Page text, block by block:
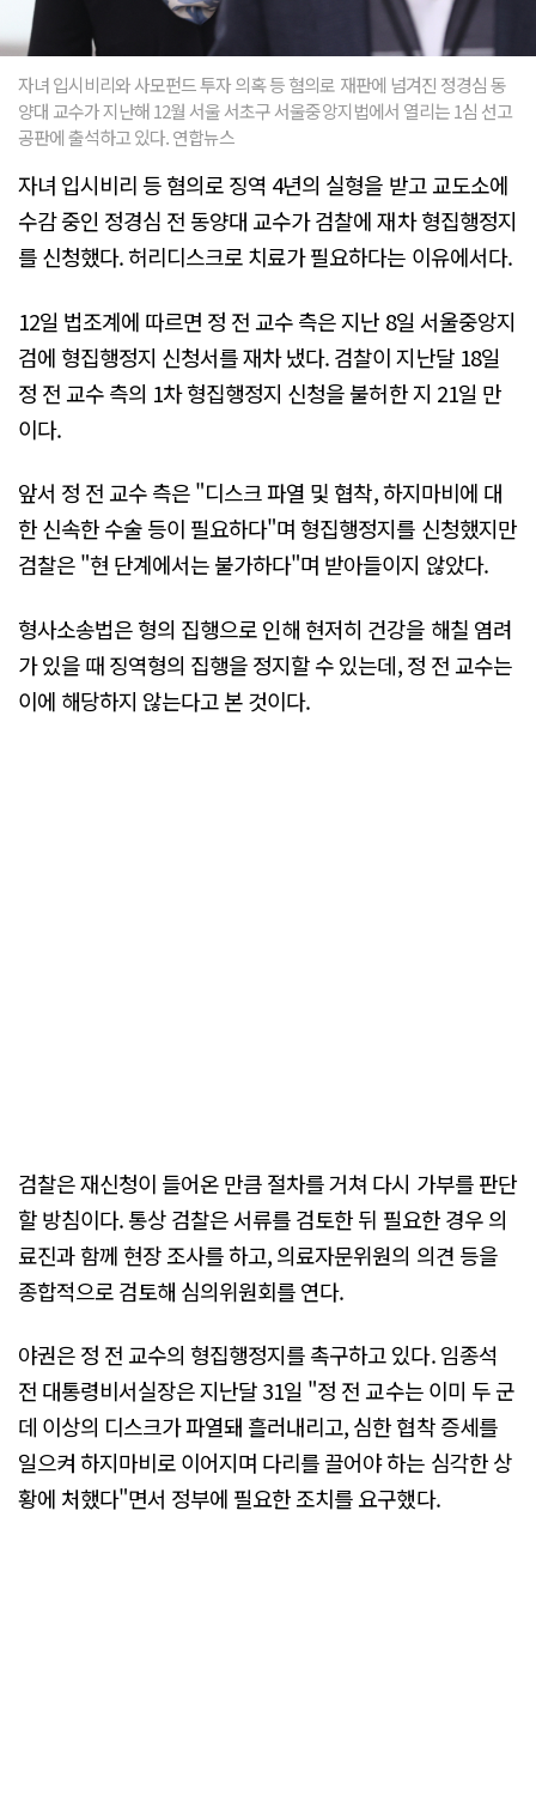
자녀 입시비리와 사모펀드 투자 의혹 등 혐의로 재판에 넘겨진 정경심 동
양대 교수가 지난해 12월 서울 서초구 서울중앙지법에서 열리는 1심 선고
공판에 출석하고 있다. 연합뉴스
자녀 입시비리 등 혐의로 징역 4년의 실형을 받고 교도소에
수감 중인 정경심 전 동양대 교수가 검찰에 재차 형집행정지
를 신청했다. 허리디스크로 치료가 필요하다는 이유에서다.
12일 법조계에 따르면 정 전 교수 측은 지난 8일 서울중앙지
검에 형집행정지 신청서를 재차 냈다. 검찰이 지난달 18일
정 전 교수 측의 1차 형집행정지 신청을 불허한 지 21일 만
이다.
앞서 정 전 교수 측은 "디스크 파열 및 협착, 하지마비에 대
한 신속한 수술 등이 필요하다"며 형집행정지를 신청했지만
검찰은 "현 단계에서는 불가하다"며 받아들이지 않았다.
형사소송법은 형의 집행으로 인해 현저히 건강을 해칠 염려
가 있을 때 징역형의 집행을 정지할 수 있는데, 정 전 교수는
이에 해당하지 않는다고 본 것이다.
검찰은 재신청이 들어온 만큼 절차를 거쳐 다시 가부를 판단
할 방침이다. 통상 검찰은 서류를 검토한 뒤 필요한 경우 의
료진과 함께 현장 조사를 하고, 의료자문위원의 의견 등을
종합적으로 검토해 심의위원회를 연다.
야권은 정 전 교수의 형집행정지를 촉구하고 있다. 임종석
전 대통령비서실장은 지난달 31일 "정 전 교수는 이미 두 군
데 이상의 디스크가 파열돼 흘러내리고, 심한 협착 증세를
일으켜 하지마비로 이어지며 다리를 끌어야 하는 심각한 상
황에 처했다"면서 정부에 필요한 조치를 요구했다.